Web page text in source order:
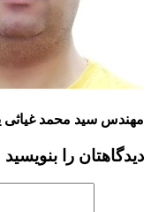
مهندس سید محمد غیاثی
دیدگاهتان را بنویسید